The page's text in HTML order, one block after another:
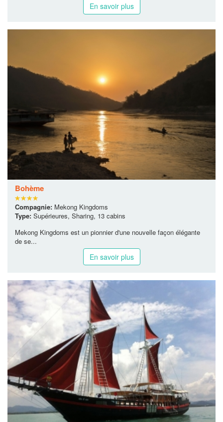
En savoir plus
Bohème
Compagnie: Mekong Kingdoms
Type: Supérieures, Sharing, 13 cabins
Mekong Kingdoms est un pionnier d'une nouvelle façon élégante
de se...
En savoir plus